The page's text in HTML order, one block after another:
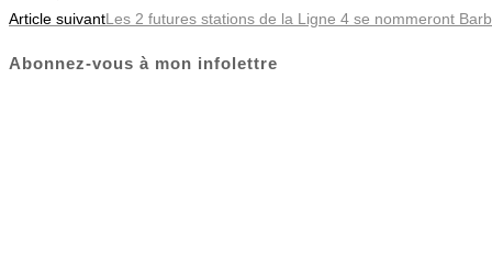
Article suivantLes 2 futures stations de la Ligne 4 se nommeront
Abonnez-vous à mon infolettre